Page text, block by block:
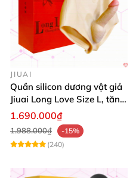
JIUAI
Quần silicon dương vật giả
Jiuai Long Love Size L, tăng
khoái cảm, giá tốt
1.690.000₫
1.988.000₫
-15%
(240)